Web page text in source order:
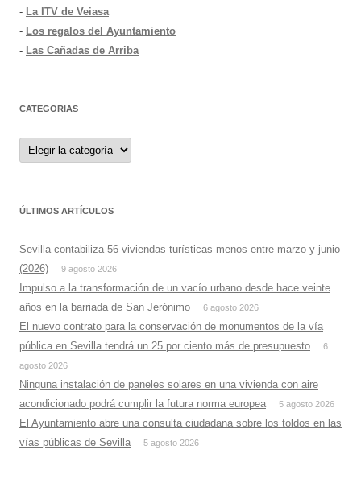
- La ITV de Veiasa
- Los regalos del Ayuntamiento
- Las Cañadas de Arriba
CATEGORIAS
Categorias
ÚLTIMOS ARTÍCULOS
Sevilla contabiliza 56 viviendas turísticas menos entre marzo y junio
(2026)
9 agosto 2026
Impulso a la transformación de un vacío urbano desde hace veinte
años en la barriada de San Jerónimo
6 agosto 2026
El nuevo contrato para la conservación de monumentos de la vía
pública en Sevilla tendrá un 25 por ciento más de presupuesto
6
agosto 2026
Ninguna instalación de paneles solares en una vivienda con aire
acondicionado podrá cumplir la futura norma europea
5 agosto 2026
El Ayuntamiento abre una consulta ciudadana sobre los toldos en las
vías públicas de Sevilla
5 agosto 2026